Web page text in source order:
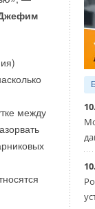
между
может